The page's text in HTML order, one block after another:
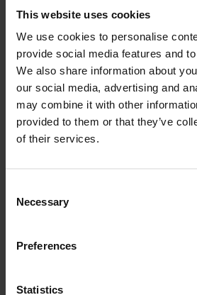
This website uses cookies
We use cookies to personalise
provide social media features and
We also share information about
our social media, advertising and
may combine it with other
provided to them or that they’ve
of their services.
Selection
Necessary
Preferences
Statistics
VERSAND UND RETOUREN
TECHNISCHE SPEZIFIKATIONEN
DIGITALER PRODUKTPASS
VERVOLLSTÄNDIGEN